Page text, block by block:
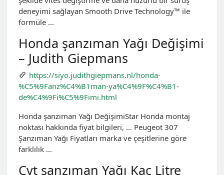
deneyimi sağlayan Smooth Drive Technology™ ile
formüle …
Honda şanzıman Yağı Değişimi
– Judith Giepmans
https://siyo.judithgiepmans.nl/honda-
%C5%9Fanz%C4%B1man-ya%C4%9F%C4%B1-
de%C4%9Fi%C5%9Fimi.html
Honda şanzıman Yağı DeğişimiStar Honda montaj
noktası hakkında fiyat bilgileri, … Peugeot 307
Şanzıman Yağı Fiyatları marka ve çeşitlerine göre
farklılık …
Cvt şanzıman Yağı Kaç Litre